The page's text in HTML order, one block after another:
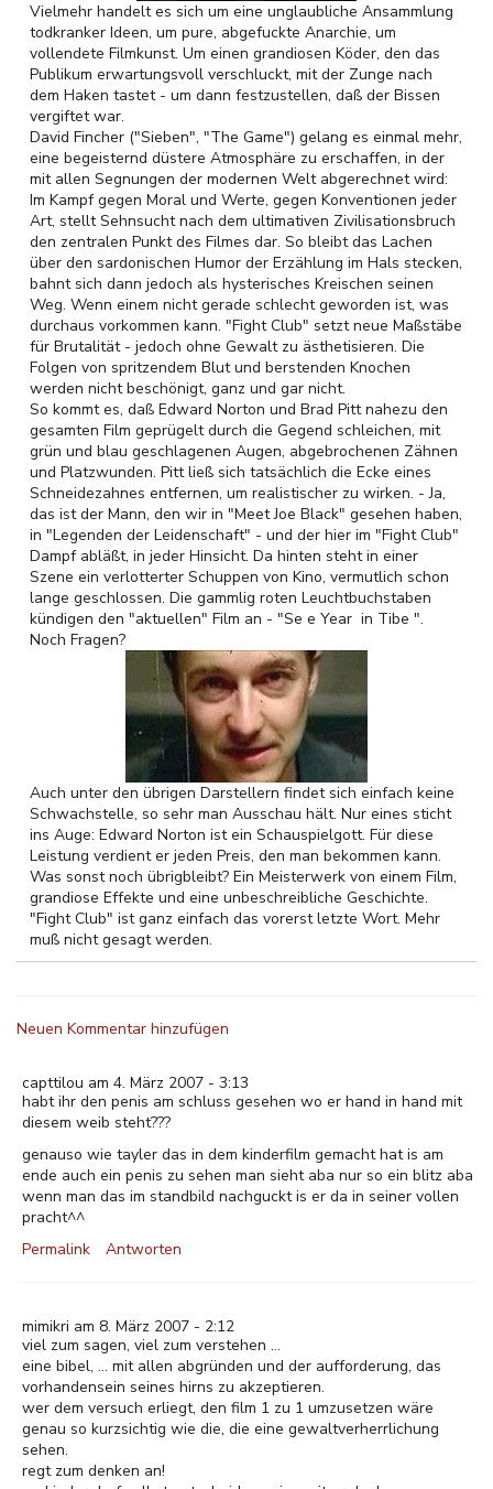
Vielmehr handelt es sich um eine unglaubliche Ansammlung
todkranker Ideen, um pure, abgefuckte Anarchie, um
vollendete Filmkunst. Um einen grandiosen Köder, den das
Publikum erwartungsvoll verschluckt, mit der Zunge nach
dem Haken tastet - um dann festzustellen, daß der Bissen
vergiftet war.
David Fincher ("Sieben", "The Game") gelang es einmal mehr,
eine begeisternd düstere Atmosphäre zu erschaffen, in der
mit allen Segnungen der modernen Welt abgerechnet wird:
Im Kampf gegen Moral und Werte, gegen Konventionen jeder
Art, stellt Sehnsucht nach dem ultimativen Zivilisationsbruch
den zentralen Punkt des Filmes dar. So bleibt das Lachen
über den sardonischen Humor der Erzählung im Hals stecken,
bahnt sich dann jedoch als hysterisches Kreischen seinen
Weg. Wenn einem nicht gerade schlecht geworden ist, was
durchaus vorkommen kann. "Fight Club" setzt neue Maßstäbe
für Brutalität - jedoch ohne Gewalt zu ästhetisieren. Die
Folgen von spritzendem Blut und berstenden Knochen
werden nicht beschönigt, ganz und gar nicht.
So kommt es, daß Edward Norton und Brad Pitt nahezu den
gesamten Film geprügelt durch die Gegend schleichen, mit
grün und blau geschlagenen Augen, abgebrochenen Zähnen
und Platzwunden. Pitt ließ sich tatsächlich die Ecke eines
Schneidezahnes entfernen, um realistischer zu wirken. - Ja,
das ist der Mann, den wir in "Meet Joe Black" gesehen haben,
in "Legenden der Leidenschaft" - und der hier im "Fight Club"
Dampf abläßt, in jeder Hinsicht. Da hinten steht in einer
Szene ein verlotterter Schuppen von Kino, vermutlich schon
lange geschlossen. Die gammlig roten Leuchtbuchstaben
kündigen den "aktuellen" Film an - "Se e Year in Tibe ".
Noch Fragen?
Auch unter den übrigen Darstellern findet sich einfach keine
Schwachstelle, so sehr man Ausschau hält. Nur eines sticht
ins Auge: Edward Norton ist ein Schauspielgott. Für diese
Leistung verdient er jeden Preis, den man bekommen kann.
Was sonst noch übrigbleibt? Ein Meisterwerk von einem Film,
grandiose Effekte und eine unbeschreibliche Geschichte.
"Fight Club" ist ganz einfach das vorerst letzte Wort. Mehr
muß nicht gesagt werden.
Neuen Kommentar hinzufügen
capttilou am 4. März 2007 - 3:13
habt ihr den penis am schluss gesehen wo er hand in hand mit
diesem weib steht???
genauso wie tayler das in dem kinderfilm gemacht hat is am
ende auch ein penis zu sehen man sieht aba nur so ein blitz aba
wenn man das im standbild nachguckt is er da in seiner vollen
pracht^^
Permalink
Antworten
mimikri am 8. März 2007 - 2:12
viel zum sagen, viel zum verstehen ...
eine bibel, ... mit allen abgründen und der aufforderung, das
vorhandensein seines hirns zu akzeptieren.
wer dem versuch erliegt, den film 1 zu 1 umzusetzen wäre
genau so kurzsichtig wie die, die eine gewaltverherrlichung
sehen.
regt zum denken an!